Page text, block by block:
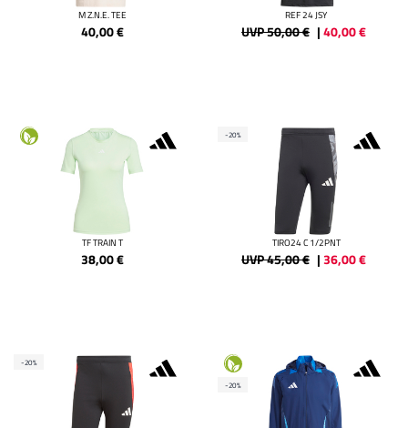
M Z.N.E. TEE
40,00€
REF 24 JSY
UVP 50,00 € |40,00€
TF TRAIN T
38,00€
-20%
TIRO24 C 1/2PNT
UVP 45,00 € |36,00€
-20%
-20%